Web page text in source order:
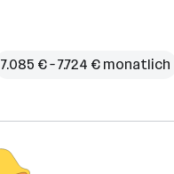
7.085 € – 7.724 € monatlich